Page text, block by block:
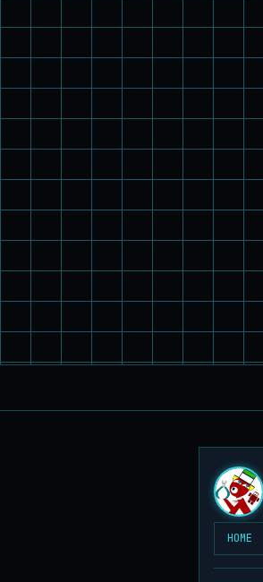
HOME